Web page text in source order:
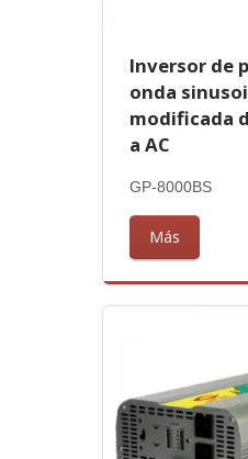
Inversor de
onda
modificada
a AC
GP-8000BS
Más